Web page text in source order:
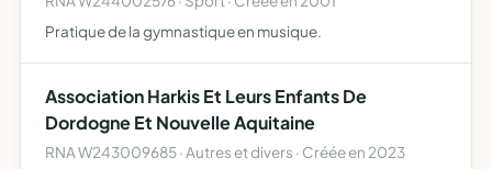
Pratique de la gymnastique en musique.
Association Harkis Et Leurs Enfants De
Dordogne Et Nouvelle Aquitaine
RNA W243009685 · Autres et divers · Créée en 2023